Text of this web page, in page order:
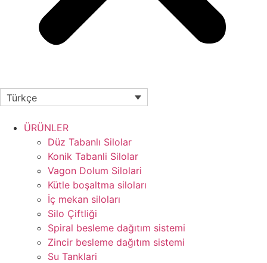
Türkçe
ÜRÜNLER
Düz Tabanlı Silolar
Konik Tabanli Silolar
Vagon Dolum Silolari
Kütle boşaltma siloları
İç mekan siloları
Silo Çiftliği
Spiral besleme dağıtım sistemi
Zincir besleme dağıtım sistemi
Su Tanklari